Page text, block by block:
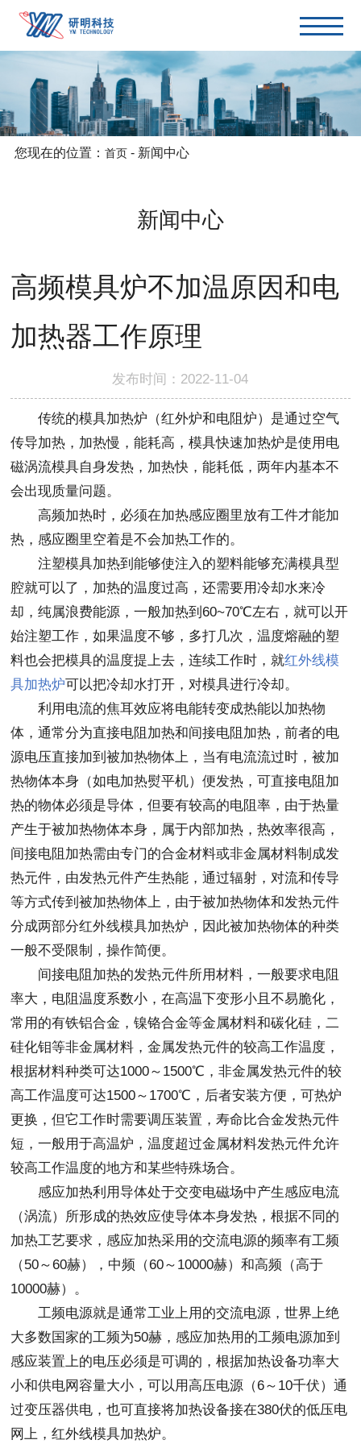
您现在的位置： 首页- 新闻中心
新闻中心
高频模具炉不加温原因和电
加热器工作原理
发布时间：2022-11-04
传统的模具加热炉（红外炉和电阻炉）是通过空气
传导加热，加热慢，能耗高，模具快速加热炉是使用电
磁涡流模具自身发热，加热快，能耗低，两年内基本不
会出现质量问题。
高频加热时，必须在加热感应圈里放有工件才能加
热，感应圈里空着是不会加热工作的。
注塑模具加热到能够使注入的塑料能够充满模具型
腔就可以了，加热的温度过高，还需要用冷却水来冷
却，纯属浪费能源，一般加热到60~70℃左右，就可以开
始注塑工作，如果温度不够，多打几次，温度熔融的塑
料也会把模具的温度提上去，连续工作时，就红外线模
具加热炉可以把冷却水打开，对模具进行冷却。
利用电流的焦耳效应将电能转变成热能以加热物
体，通常分为直接电阻加热和间接电阻加热，前者的电
源电压直接加到被加热物体上，当有电流流过时，被加
热物体本身（如电加热熨平机）便发热，可直接电阻加
热的物体必须是导体，但要有较高的电阻率，由于热量
产生于被加热物体本身，属于内部加热，热效率很高，
间接电阻加热需由专门的合金材料或非金属材料制成发
热元件，由发热元件产生热能，通过辐射，对流和传导
等方式传到被加热物体上，由于被加热物体和发热元件
分成两部分红外线模具加热炉，因此被加热物体的种类
一般不受限制，操作简便。
间接电阻加热的发热元件所用材料，一般要求电阻
率大，电阻温度系数小，在高温下变形小且不易脆化，
常用的有铁铝合金，镍铬合金等金属材料和碳化硅，二
硅化钼等非金属材料，金属发热元件的较高工作温度，
根据材料种类可达1000～1500℃，非金属发热元件的较
高工作温度可达1500～1700℃，后者安装方便，可热炉
更换，但它工作时需要调压装置，寿命比合金发热元件
短，一般用于高温炉，温度超过金属材料发热元件允许
较高工作温度的地方和某些特殊场合。
感应加热利用导体处于交变电磁场中产生感应电流
（涡流）所形成的热效应使导体本身发热，根据不同的
加热工艺要求，感应加热采用的交流电源的频率有工频
（50～60赫），中频（60～10000赫）和高频（高于
10000赫）。
工频电源就是通常工业上用的交流电源，世界上绝
大多数国家的工频为50赫，感应加热用的工频电源加到
感应装置上的电压必须是可调的，根据加热设备功率大
小和供电网容量大小，可以用高压电源（6～10千伏）通
过变压器供电，也可直接将加热设备接在380伏的低压电
网上，红外线模具加热炉。